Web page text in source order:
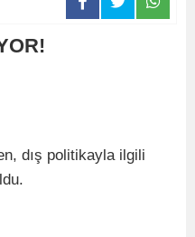
dış politikayla ilgili